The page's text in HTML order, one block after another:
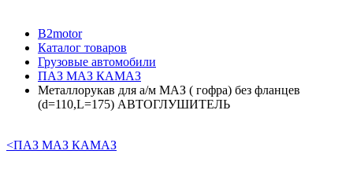
B2motor
Каталог товаров
Грузовые автомобили
ПАЗ МАЗ КАМАЗ
Металлорукав для а/м МАЗ ( гофра) без фланцев
(d=110,L=175) АВТОГЛУШИТЕЛЬ
<ПАЗ МАЗ КАМАЗ